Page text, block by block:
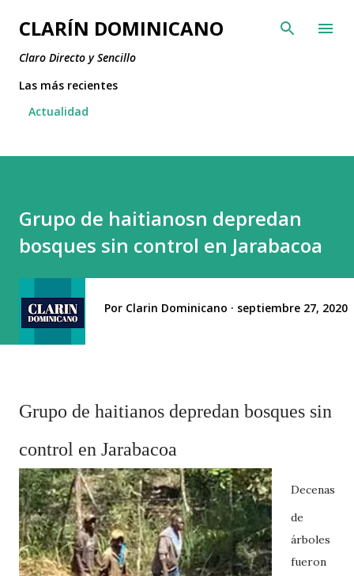
Ir al contenido principal
CLARÍN DOMINICANO
Claro Directo y Sencillo
Las más recientes
Actualidad
Grupo de haitianosn depredan
bosques sin control en Jarabacoa
Por Clarin Dominicano septiembre 27, 2020
Grupo de haitianos depredan bosques sin
control en Jarabacoa
Decenas
de
árboles
fueron